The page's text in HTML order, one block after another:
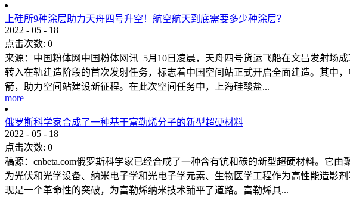
上硅所9种涂层助力天舟四号升空！航空航天到底需要多少种涂层？
2022 - 05 - 18
点击次数: 0
来源：中国粉体网中国粉体网讯 5月10日凌晨，天舟四号货运飞船在文昌发射场
转入在轨建造阶段的首次发射任务，标志着中国空间站正式开启全面建造。其中
箭，助力空间站建设新征程。在此次空间任务中，上海硅酸盐...
more
俄罗斯科学家合成了一种基于富勒烯分子的新型超硬材料
2022 - 05 - 18
点击次数: 0
稿源：cnbeta.com俄罗斯科学家已经合成了一种含有钪和碳的新型超硬材料。它
为光伏和光学设备、纳米电子学和光电子学元素、生物医学工程作为高性能造影
现是一个革命性的突破，为富勒烯纳米技术铺平了道路。富勒烯具...